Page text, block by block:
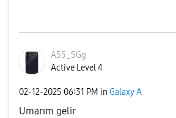
A55_5Gg
Active Level 4
‎02-12-2025 06:31 PM in Galaxy A
Umarım gelir